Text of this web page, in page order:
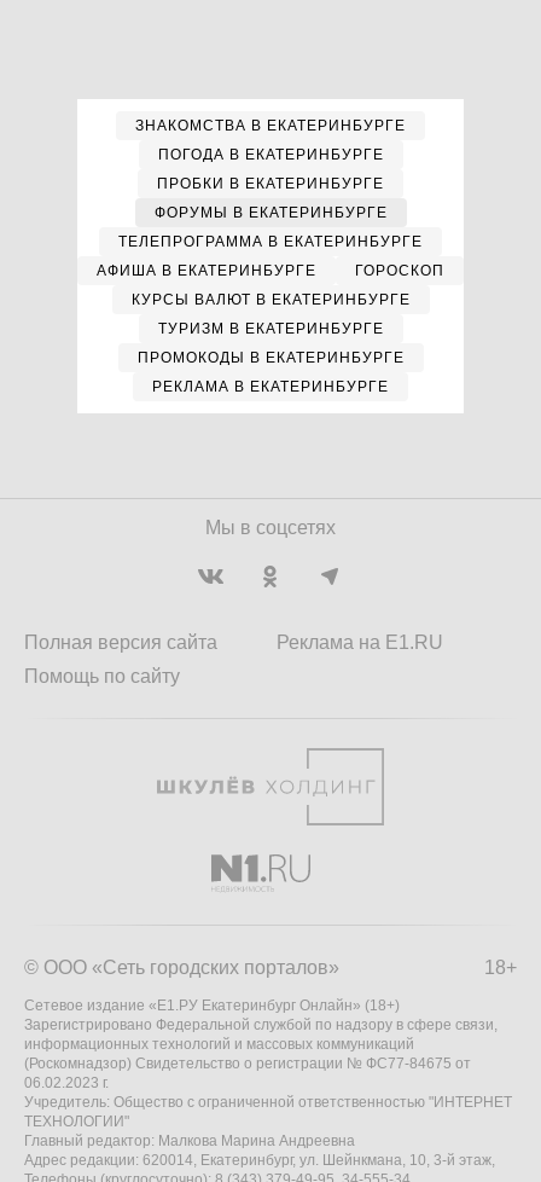
ЗНАКОМСТВА В ЕКАТЕРИНБУРГЕ
ПОГОДА В ЕКАТЕРИНБУРГЕ
ПРОБКИ В ЕКАТЕРИНБУРГЕ
ФОРУМЫ В ЕКАТЕРИНБУРГЕ
ТЕЛЕПРОГРАММА В ЕКАТЕРИНБУРГЕ
АФИША В ЕКАТЕРИНБУРГЕ
ГОРОСКОП
КУРСЫ ВАЛЮТ В ЕКАТЕРИНБУРГЕ
ТУРИЗМ В ЕКАТЕРИНБУРГЕ
ПРОМОКОДЫ В ЕКАТЕРИНБУРГЕ
РЕКЛАМА В ЕКАТЕРИНБУРГЕ
Мы в соцсетях
Полная версия сайта
Помощь по сайту
Реклама на E1.RU
18+
© ООО «Сеть городских порталов»
Сетевое издание «Е1.РУ Екатеринбург Онлайн» (18+)
Зарегистрировано Федеральной службой по надзору в сфере связи,
информационных технологий и массовых коммуникаций
(Роскомнадзор) Свидетельство о регистрации № ФС77-84675 от
06.02.2023 г.
Учредитель: Общество с ограниченной ответственностью "ИНТЕРНЕТ
ТЕХНОЛОГИИ"
Главный редактор: Малкова Марина Андреевна
Адрес редакции: 620014, Екатеринбург, ул. Шейнкмана, 10, 3-й этаж,